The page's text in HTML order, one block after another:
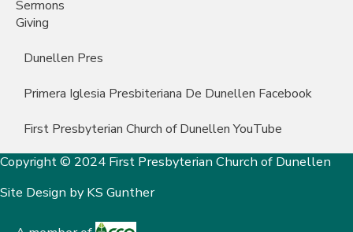
Sermons
Giving
Dunellen Pres
Primera Iglesia Presbiteriana De Dunellen Facebook
First Presbyterian Church of Dunellen YouTube
Copyright © 2024 First Presbyterian Church of Dunellen
Site Design byKS Gunther